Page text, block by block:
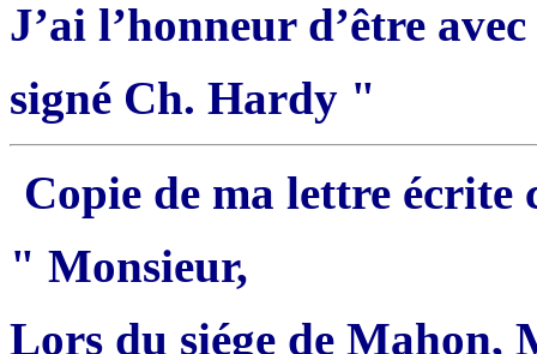
J’ai l’honneur d’être
signé Ch. Hardy "
Copie de ma lettre écrite
" Monsieur,
Lors du siége de Mahon,